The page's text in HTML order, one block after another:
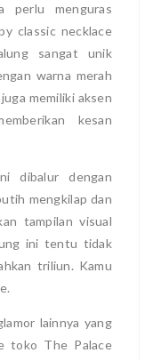
perlu menguras
classic necklace
sangat unik
warna merah
memiliki aksen
kesan
dibalur dengan
mengkilap dan
tampilan visual
ini tentu tidak
triliun. Kamu
lainnya yang
toko The Palace